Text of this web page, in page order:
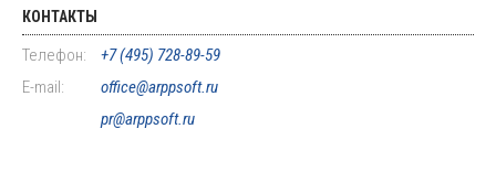
КОНТАКТЫ
Телефон:
+7 (495) 728-89-59
E-mail:
office@arppsoft.ru
pr@arppsoft.ru